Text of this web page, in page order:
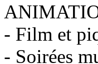
- Film et
- Soirées